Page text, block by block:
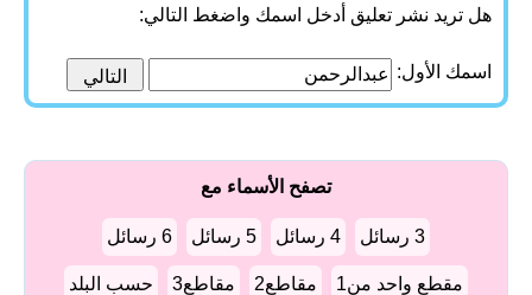
هل تريد نشر تعليق أدخل اسمك واضغط التالي:
اسمك الأول:
تصفح الأسماء مع
3 رسائل 4 رسائل 5 رسائل 6 رسائل
مقطع واحد من1 مقاطع2 مقاطع3 حسب البلد